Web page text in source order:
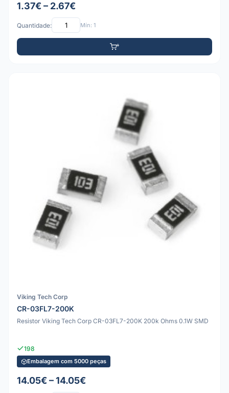
1.37€ – 2.67€
Quantidade: Mín: 1
Viking Tech Corp
CR-03FL7-200K
Resistor Viking Tech Corp CR-03FL7-200K 200k Ohms 0.1W SMD
198
Embalagem com 5000 peças
14.05€ – 14.05€